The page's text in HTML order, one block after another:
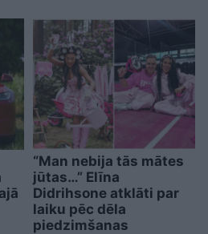
“Man nebija tās mātes
jūtas…” Elīna
Didrihsone atklāti par
laiku pēc dēla
piedzimšanas